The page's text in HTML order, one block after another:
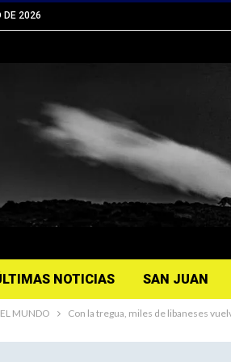
DE 2026
NOTICIAS SAN JUAN
EL MUNDO Con la tregua, miles de libaneses